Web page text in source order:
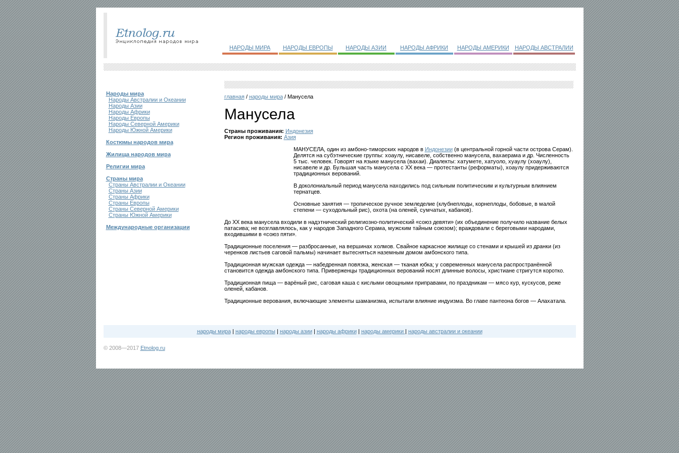
НАРОДЫ МИРА НАРОДЫ ЕВРОПЫ НАРОДЫ АЗИИ НАРОДЫ АФРИКИ НАРОДЫ АМЕРИКИ НАРОДЫ АВСТРАЛИИ
Народы мира
Народы Австралии и Океании
Народы Азии
Народы Африки
Народы Европы
Народы Северной Америки
Народы Южной Америки
Костюмы народов мира
Жилища народов мира
Религии мира
Страны мира
Страны Австралии и Океании
Страны Азии
Страны Африки
Страны Европы
Страны Северной Америки
Страны Южной Америки
Международные организации
главная/ народы мира/ Манусела
Манусела
Страны проживания: Индонезия
Регион проживания: Азия
МАНУСЕЛА, один из амбоно-тиморских народов в Индонезии(в центральной горной части острова Серам).
Делятся на субэтнические группы: хоаулу, нисавеле, собственно манусела, вахаерама и др. Численность
5 тыс. человек. Говорят на языке манусела (вахаи). Диалекты: хатумете, хатуоло, хуаулу (хоаулу),
нисавеле и др. Бульшая часть манусела с XX века — протестанты (реформаты), хоаулу придерживаются
традиционных верований.
В доколониальный период манусела находились под сильным политическим и культурным влиянием
тернатцев.
Основные занятия — тропическое ручное земледелие (клубнеплоды, корнеплоды, бобовые, в малой
степени — суходольный рис), охота (на оленей, сумчатых, кабанов).
До XX века манусела входили в надэтнический религиозно-политический «союз девяти» (их объединение получило название белых
патасива; не возглавлялось, как у народов Западного Серама, мужским тайным союзом); враждовали с береговыми народами,
входившими в «союз пяти».
Традиционные поселения — разбросанные, на вершинах холмов. Свайное каркасное жилище со стенами и крышей из дранки (из
черенков листьев саговой пальмы) начинает вытесняться наземным домом амбонского типа.
Традиционная мужская одежда — набедренная повязка, женская — тканая юбка; у современных манусела распространённой
становится одежда амбонского типа. Приверженцы традиционных верований носят длинные волосы, христиане стригутся коротко.
Традиционная пища — варёный рис, саговая каша с кислыми овощными приправами, по праздникам — мясо кур, кускусов, реже
оленей, кабанов.
Традиционные верования, включающие элементы шаманизма, испытали влияние индуизма. Во главе пантеона богов — Алахатала.
народы мира| народы европы | народы азии| народы африки| народы америки | народы австралии и океании
© 2008—2017 Etnolog.ru